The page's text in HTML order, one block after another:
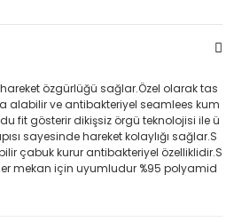
hareket özgürlüğü sağlar.Özel olarak tas
alabilir ve antibakteriyel seamlees kum
fit gösterir dikişsiz örgü teknolojisi ile ü
sayesinde hareket kolaylığı sağlar.S
çabuk kurur antibakteriyel özelliklidir.S
mekan için uyumludur %95 polyamid